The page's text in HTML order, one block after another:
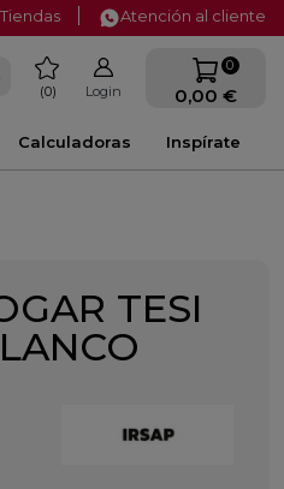
Tiendas Atención al cliente
favorite
0 Login
0
0,00 €
Inspírate
Calculadoras
TESI